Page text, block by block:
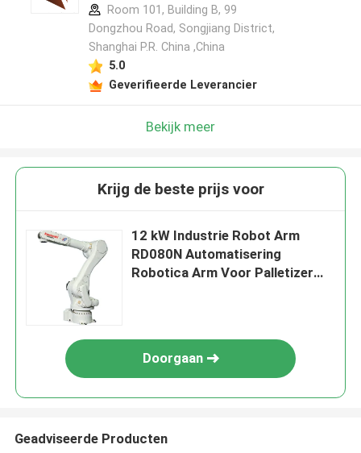
Room 101, Building B, 99
Dongzhou Road, Songjiang District,
Shanghai P.R. China ,China
5.0
Geverifieerde Leverancier
Bekijk meer
Krijg de beste prijs voor
12 kW Industrie Robot Arm
RD080N Automatisering
Robotica Arm Voor Palletizer
Doorgaan
Geadviseerde Producten